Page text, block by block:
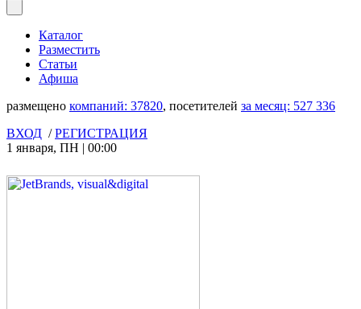
Каталог
Разместить
Статьи
Афиша
размещено компаний: 37820, посетителей за месяц: 527 336
ВХОД /РЕГИСТРАЦИЯ
1 января, ПН | 00:00